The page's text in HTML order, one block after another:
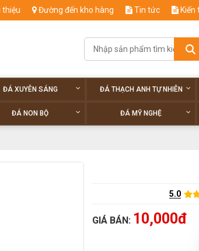
thiệu Đường đến kho hàng Tin tức Kiến
ĐÁ XUYÊN SÁNG ĐÁ THẠCH ANH TỰ NHIÊN
ĐÁ NON BỘ ĐÁ MỸ NGHỆ
5.0
GIÁ BÁN: 10,000đ